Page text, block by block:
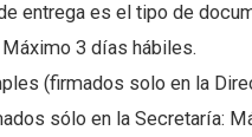
entrega es el tipo de
3 días hábiles.
(firmados solo en la
sólo en la Secretaría: